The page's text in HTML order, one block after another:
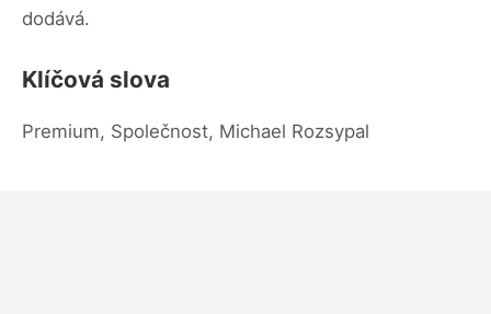
dodává.
Klíčová slova
Premium, Společnost, Michael Rozsypal